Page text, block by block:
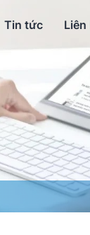
Tin tức Liên